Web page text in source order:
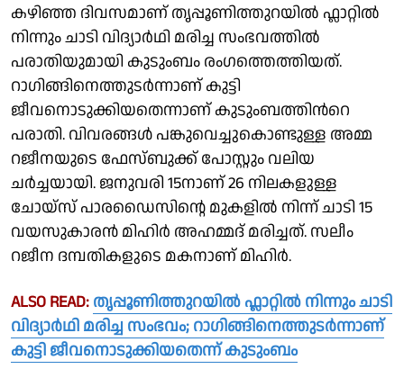
കഴിഞ്ഞ ദിവസമാണ് തൃപ്പൂണിത്തുറയിൽ ഫ്ലാറ്റിൽ
നിന്നും ചാടി വിദ്യാർഥി മരിച്ച സംഭവത്തില്‍
പരാതിയുമായി കുടുംബം രംഗത്തെത്തിയത്.
റാഗിങ്ങിനെത്തുടർന്നാണ് കുട്ടി
ജീവനൊടുക്കിയതെന്നാണ് കുടുംബത്തിന്‍റെ
പരാതി. വിവരങ്ങൾ പങ്കുവെച്ചുകൊണ്ടുള്ള അമ്മ
റജീനയുടെ ഫേസ്ബുക്ക് പോസ്റ്റും വലിയ
ചർച്ചയായി. ജനുവരി 15നാണ് 26 നിലകളുള്ള
ചോയ്സ് പാരഡൈസിന്റെ മുകളിൽ നിന്ന് ചാടി 15
വയസുകാരന്‍ മിഹിർ അഹമ്മദ് മരിച്ചത്. സലീം
റജീന ദമ്പതികളുടെ മകനാണ് മി​ഹിർ.
ALSO READ: തൃപ്പൂണിത്തുറയിൽ ഫ്ലാറ്റിൽ നിന്നും ചാടി
വിദ്യാർഥി മരിച്ച സംഭവം; റാഗിങ്ങിനെത്തുടർന്നാണ്
കുട്ടി ജീവനൊടുക്കിയതെന്ന് കുടുംബം